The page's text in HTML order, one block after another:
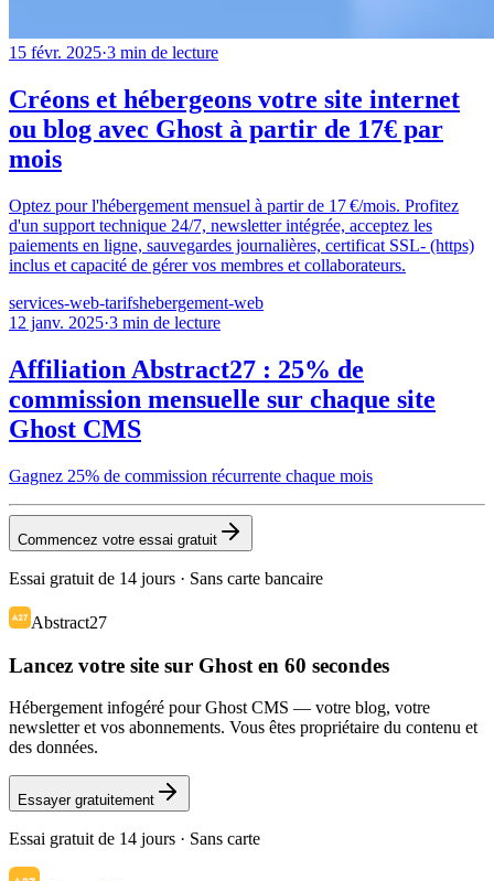
15 févr. 2025·3 min de lecture
Créons et hébergeons votre site internet
ou blog avec Ghost à partir de 17€ par
mois
Optez pour l'hébergement mensuel à partir de 17 €/mois. Profitez
d'un support technique 24/7, newsletter intégrée, acceptez les
paiements en ligne, sauvegardes journalières, certificat SSL- (https)
inclus et capacité de gérer vos membres et collaborateurs.
services-web-tarifshebergement-web
12 janv. 2025·3 min de lecture
Affiliation Abstract27 : 25% de
commission mensuelle sur chaque site
Ghost CMS
Gagnez 25% de commission récurrente chaque mois
Commencez votre essai gratuit
Essai gratuit de 14 jours · Sans carte bancaire
Abstract27
Lancez votre site sur Ghost en 60 secondes
Hébergement infogéré pour Ghost CMS — votre blog, votre
newsletter et vos abonnements. Vous êtes propriétaire du contenu et
des données.
Essayer gratuitement
Essai gratuit de 14 jours · Sans carte